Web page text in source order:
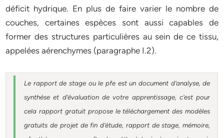
déficit hydrique. En plus de faire varier le nombre de
couches, certaines espèces sont aussi capables de
former des structures particulières au sein de ce tissu,
appelées aérenchymes (paragraphe I.2).
Le rapport de stage ou le pfe est un document d’analyse, de
synthèse et d’évaluation de votre apprentissage, c’est pour
cela rapport gratuit propose le téléchargement des modèles
gratuits de projet de fin d’étude, rapport de stage, mémoire,